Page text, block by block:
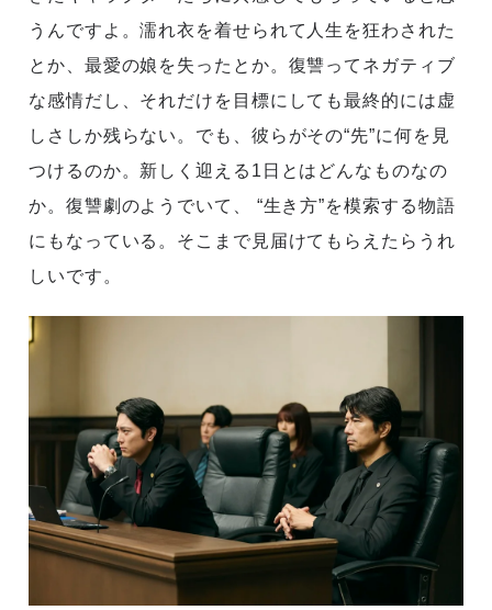
うんですよ。濡れ衣を着せられて人生を狂わされた
とか、最愛の娘を失ったとか。復讐ってネガティブ
な感情だし、それだけを目標にしても最終的には虚
しさしか残らない。でも、彼らがその“先”に何を見
つけるのか。新しく迎える1日とはどんなものなの
か。復讐劇のようでいて、 “生き方”を模索する物語
にもなっている。そこまで見届けてもらえたらうれ
しいです。